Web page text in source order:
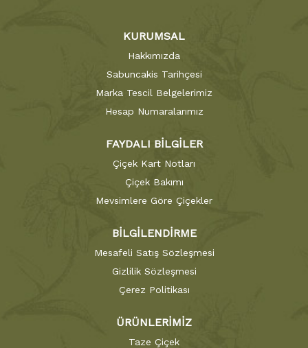
KURUMSAL
Hakkımızda
Sabuncakis Tarihçesi
Marka Tescil Belgelerimiz
Hesap Numaralarımız
FAYDALI BİLGİLER
Çiçek Kart Notları
Çiçek Bakımı
Mevsimlere Göre Çiçekler
BİLGİLENDİRME
Mesafeli Satış Sözleşmesi
Gizlilik Sözleşmesi
Çerez Politikası
ÜRÜNLERİMİZ
Taze Çiçek